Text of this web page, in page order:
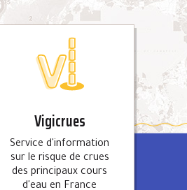
Vigicrues
Service d'information
sur le risque de crues
des principaux cours
d'eau en France